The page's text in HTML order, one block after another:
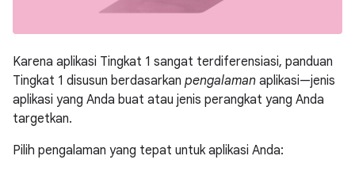
Karena aplikasi Tingkat 1 sangat terdiferensiasi, panduan
Tingkat 1 disusun berdasarkan pengalaman aplikasi—jenis
aplikasi yang Anda buat atau jenis perangkat yang Anda
targetkan.
Pilih pengalaman yang tepat untuk aplikasi Anda: